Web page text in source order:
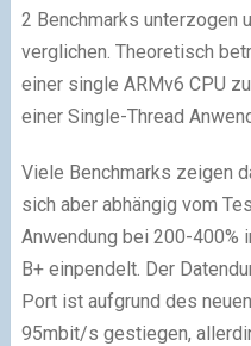
2 Benchmarks unterzogen
verglichen. Theoretisch
einer single ARMv6 CPU
einer Single-Thread
Viele Benchmarks zeigen
sich aber abhängig vom
Anwendung bei 200-400%
B+ einpendelt. Der
Port ist aufgrund des
95mbit/s gestiegen,